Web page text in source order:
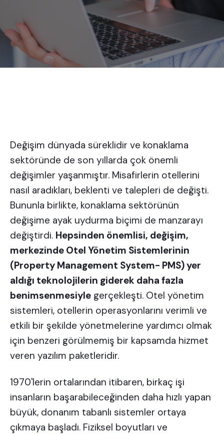
Değişim dünyada süreklidir ve konaklama
sektöründe de son yıllarda çok önemli
değişimler yaşanmıştır. Misafirlerin otellerini
nasıl aradıkları, beklenti ve talepleri de değişti.
Bununla birlikte, konaklama sektörünün
değişime ayak uydurma biçimi de manzarayı
değiştirdi. Hepsinden önemlisi, değişim,
merkezinde Otel Yönetim Sistemlerinin
(Property Management System- PMS) yer
aldığı teknolojilerin giderek daha fazla
benimsenmesiyle gerçekleşti. Otel yönetim
sistemleri, otellerin operasyonlarını verimli ve
etkili bir şekilde yönetmelerine yardımcı olmak
için benzeri görülmemiş bir kapsamda hizmet
veren yazılım paketleridir.
1970'lerin ortalarından itibaren, birkaç işi
insanların başarabileceğinden daha hızlı yapan
büyük, donanım tabanlı sistemler ortaya
çıkmaya başladı. Fiziksel boyutları ve